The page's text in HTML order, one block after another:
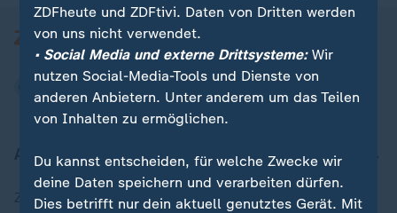
Aktuell bei ZDFheute
Zuletzt veröffentlicht
ZDFheute und ZDFtivi. Daten von Dritten werden
von uns nicht verwendet.
• Social Media und externe Drittsysteme:Wir
nutzen Social-Media-Tools und Dienste von
anderen Anbietern. Unter anderem um das Teilen
von Inhalten zu ermöglichen.
Du kannst entscheiden, für welche Zwecke wir
deine Daten speichern und verarbeiten dürfen.
Dies betrifft nur dein aktuell genutztes Gerät. Mit